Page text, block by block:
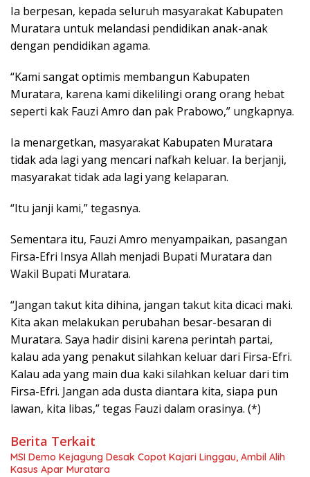
Ia berpesan, kepada seluruh masyarakat Kabupaten
Muratara untuk melandasi pendidikan anak-anak
dengan pendidikan agama.
“Kami sangat optimis membangun Kabupaten
Muratara, karena kami dikelilingi orang orang hebat
seperti kak Fauzi Amro dan pak Prabowo,” ungkapnya.
Ia menargetkan, masyarakat Kabupaten Muratara
tidak ada lagi yang mencari nafkah keluar. Ia berjanji,
masyarakat tidak ada lagi yang kelaparan.
“Itu janji kami,” tegasnya.
Sementara itu, Fauzi Amro menyampaikan, pasangan
Firsa-Efri Insya Allah menjadi Bupati Muratara dan
Wakil Bupati Muratara.
“Jangan takut kita dihina, jangan takut kita dicaci maki.
Kita akan melakukan perubahan besar-besaran di
Muratara. Saya hadir disini karena perintah partai,
kalau ada yang penakut silahkan keluar dari Firsa-Efri.
Kalau ada yang main dua kaki silahkan keluar dari tim
Firsa-Efri. Jangan ada dusta diantara kita, siapa pun
lawan, kita libas,” tegas Fauzi dalam orasinya. (*)
Berita Terkait
MSI Demo Kejagung Desak Copot Kajari Linggau, Ambil Alih
Kasus Apar Muratara